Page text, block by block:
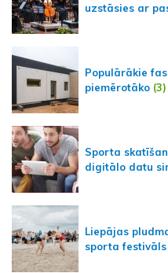
uzstāsies ar
Populārākie
piemērotāko (3)
Sporta
digitālo datu
Liepājas
sporta festivāls